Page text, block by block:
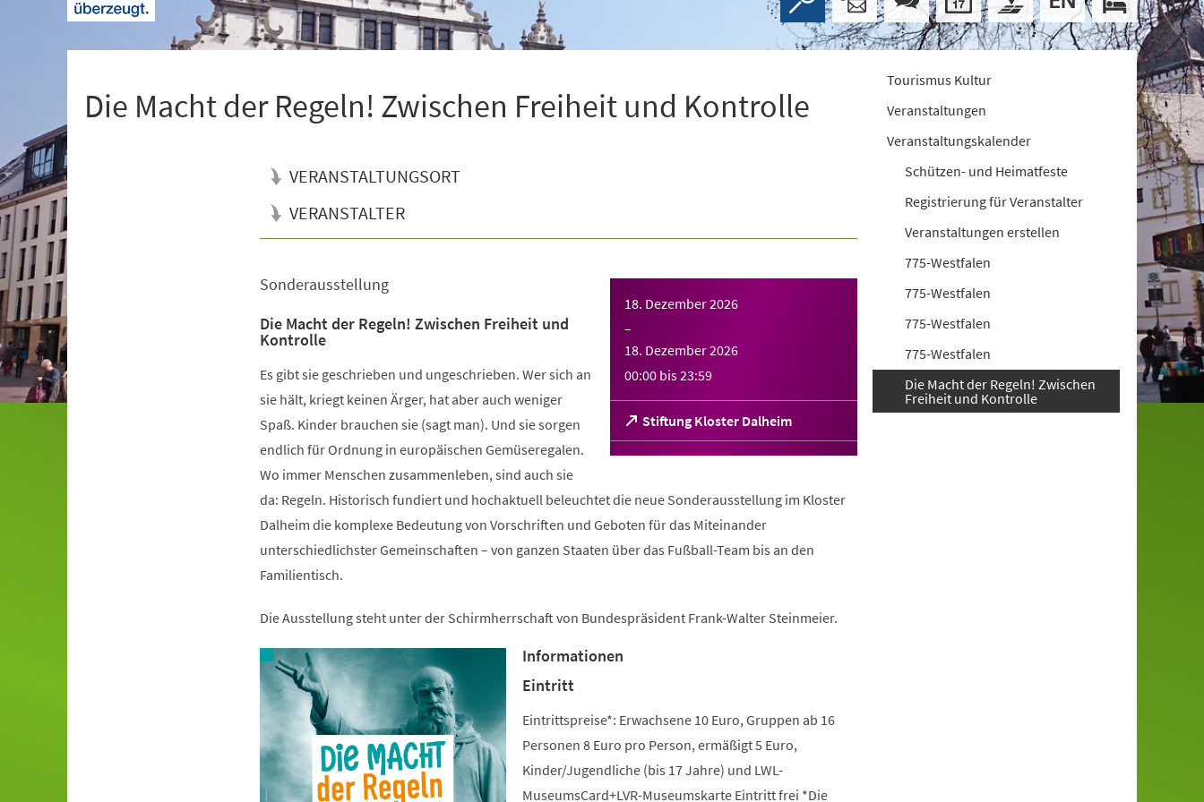
Die Macht der Regeln! Zwischen Freiheit und Kontrolle
VERANSTALTUNGSORT
VERANSTALTER
18. Dezember 2026
–
18. Dezember 2026
00:00 bis23:59
Stiftung Kloster Dalheim
(Öffnet
in
einem
Sonderausstellung
Die Macht der Regeln! Zwischen Freiheit und
Kontrolle
Es gibt sie geschrieben und ungeschrieben. Wer sich an
sie hält, kriegt keinen Ärger, hat aber auch weniger
Spaß. Kinder brauchen sie (sagt man). Und sie sorgen
endlich für Ordnung in europäischen Gemüseregalen.
Wo immer Menschen zusammenleben, sind auch sie
da: Regeln. Historisch fundiert und hochaktuell beleuchtet die neue Sonderausstellung im Kloster
Dalheim die komplexe Bedeutung von Vorschriften und Geboten für das Miteinander
unterschiedlichster Gemeinschaften – von ganzen Staaten über das Fußball-Team bis an den
Familientisch.
Die Ausstellung steht unter der Schirmherrschaft von Bundespräsident Frank-Walter Steinmeier.
Informationen
Eintritt
Eintrittspreise*: Erwachsene 10 Euro, Gruppen ab 16
Personen 8 Euro pro Person, ermäßigt 5 Euro,
Kinder/Jugendliche (bis 17 Jahre) und LWL-
MuseumsCard+LVR-Museumskarte Eintritt frei *Die
Tourismus Kultur
Veranstaltungen
Veranstaltungskalender
Schützen- und Heimatfeste
Registrierung für Veranstalter
Veranstaltungen erstellen
775-Westfalen
775-Westfalen
775-Westfalen
775-Westfalen
Die Macht der Regeln! Zwischen
Freiheit und Kontrolle